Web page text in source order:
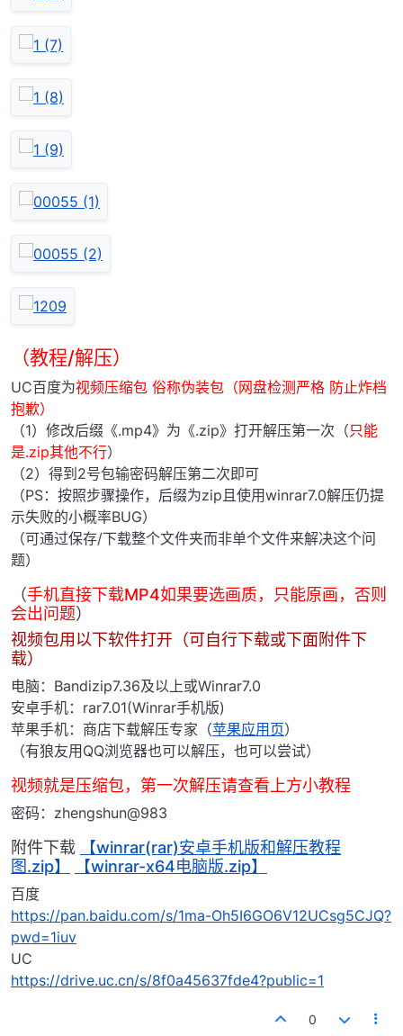
（教程/解压）
UC百度为视频压缩包 俗称伪装包（网盘检测严格 防止炸档
抱歉）
（1）修改后缀《.mp4》为《.zip》打开解压第一次（只能
是.zip其他不行）
（2）得到2号包输密码解压第二次即可
（PS：按照步骤操作，后缀为zip且使用winrar7.0解压仍提
示失败的小概率BUG）
（可通过保存/下载整个文件夹而非单个文件来解决这个问
题）
（手机直接下载MP4如果要选画质，只能原画，否则
会出问题）
视频包用以下软件打开（可自行下载或下面附件下
载）
电脑：Bandizip7.36及以上或Winrar7.0
安卓手机：rar7.01(Winrar手机版)
苹果手机：商店下载解压专家（苹果应用页）
（有狼友用QQ浏览器也可以解压，也可以尝试）
视频就是压缩包，第一次解压请查看上方小教程
密码：zhengshun@983
附件下载
【winrar(rar)安卓手机版和解压教程
图.zip】
【winrar-x64电脑版.zip】
百度
https://pan.baidu.com/s/1ma-Oh5I6GO6V12UCsg5CJQ?
pwd=1iuv
UC
https://drive.uc.cn/s/8f0a45637fde4?public=1
0